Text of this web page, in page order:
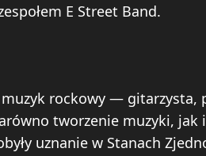
E Street Band.
rockowy — gitarzysta,
tworzenie muzyki,
uznanie w Stanach